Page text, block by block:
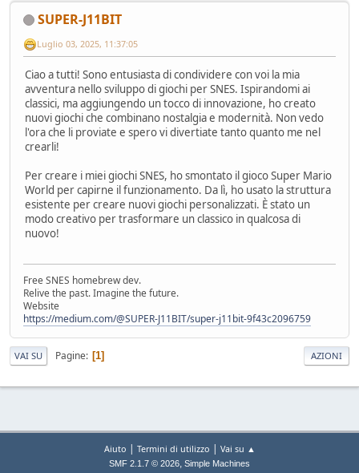
SUPER-J11BIT
Luglio 03, 2025, 11:37:05
Ciao a tutti! Sono entusiasta di condividere con voi la mia
avventura nello sviluppo di giochi per SNES. Ispirandomi ai
classici, ma aggiungendo un tocco di innovazione, ho creato
nuovi giochi che combinano nostalgia e modernità. Non vedo
l'ora che li proviate e spero vi divertiate tanto quanto me nel
crearli!
Per creare i miei giochi SNES, ho smontato il gioco Super Mario
World per capirne il funzionamento. Da lì, ho usato la struttura
esistente per creare nuovi giochi personalizzati. È stato un
modo creativo per trasformare un classico in qualcosa di
nuovo!
Free SNES homebrew dev.
Relive the past. Imagine the future.
Website
https://medium.com/@SUPER-J11BIT/super-j11bit-9f43c2096759
VAI SU Pagine 1 AZIONI
Aiuto | Termini di utilizzo | Vai su ▲
SMF 2.1.7 © 2026, Simple Machines